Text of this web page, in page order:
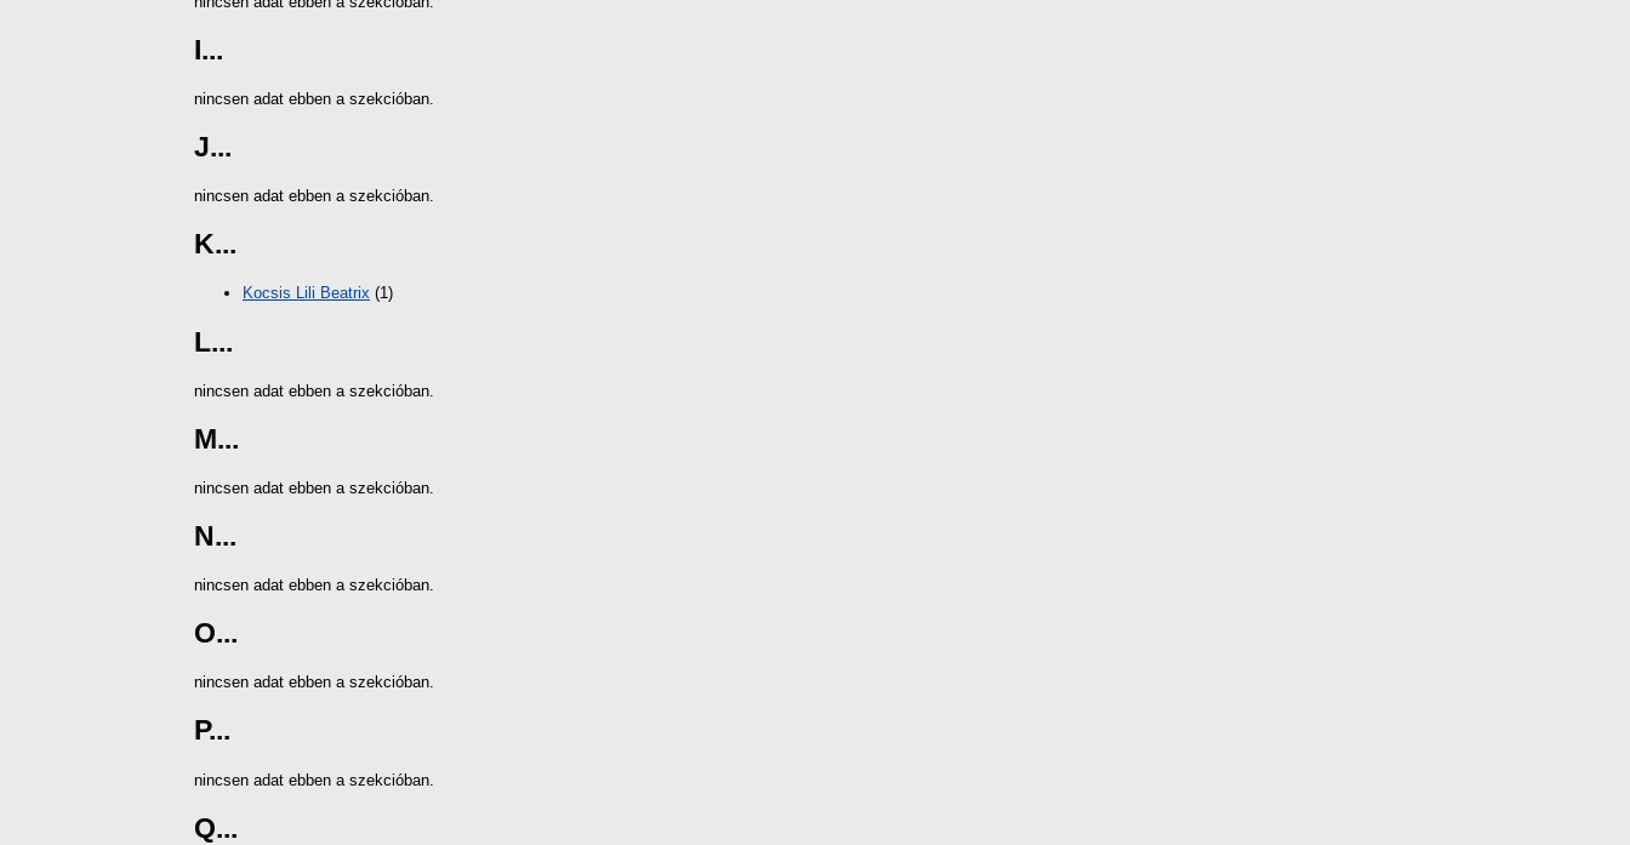
I...
nincsen adat ebben a szekcióban.
J...
nincsen adat ebben a szekcióban.
K...
Kocsis Lili Beatrix (1)
L...
nincsen adat ebben a szekcióban.
M...
nincsen adat ebben a szekcióban.
N...
nincsen adat ebben a szekcióban.
O...
nincsen adat ebben a szekcióban.
P...
nincsen adat ebben a szekcióban.
Q...